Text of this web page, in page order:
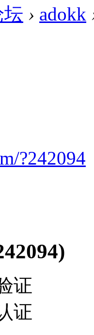
坛 › adokk
?242094
证
证